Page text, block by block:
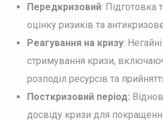
Передкризовий: Підготовка
оцінку ризиків та
Реагування на кризу:
стримування кризи,
розподіл ресурсів та
Посткризовий період:
досвіду кризи для